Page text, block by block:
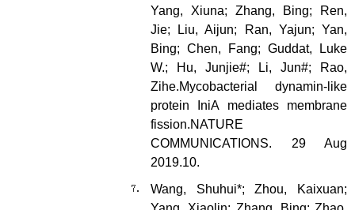
Yang, Xiuna; Zhang, Bing; Ren,
Jie; Liu, Aijun; Ran, Yajun; Yan,
Bing; Chen, Fang; Guddat, Luke
W.; Hu, Junjie#; Li, Jun#; Rao,
Zihe.Mycobacterial dynamin-like
protein IniA mediates membrane
fission.NATURE
COMMUNICATIONS. 29 Aug
2019.10.
Wang, Shuhui*; Zhou, Kaixuan;